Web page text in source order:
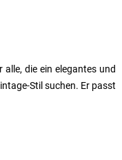
die ein elegantes und
Stil suchen. Er passt
oder im Garten
Blumenmuster in
und raffinierten Look